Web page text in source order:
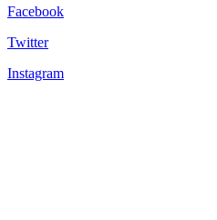
Facebook
Twitter
Instagram